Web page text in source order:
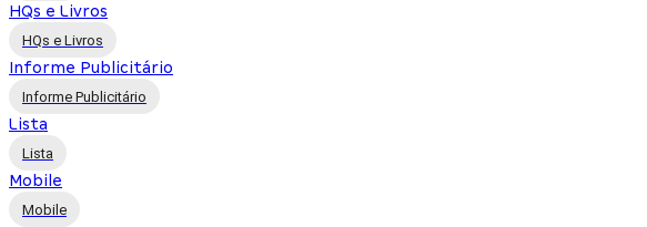
HQs e Livros
HQs e Livros
Informe Publicitário
Informe Publicitário
Lista
Lista
Mobile
Mobile